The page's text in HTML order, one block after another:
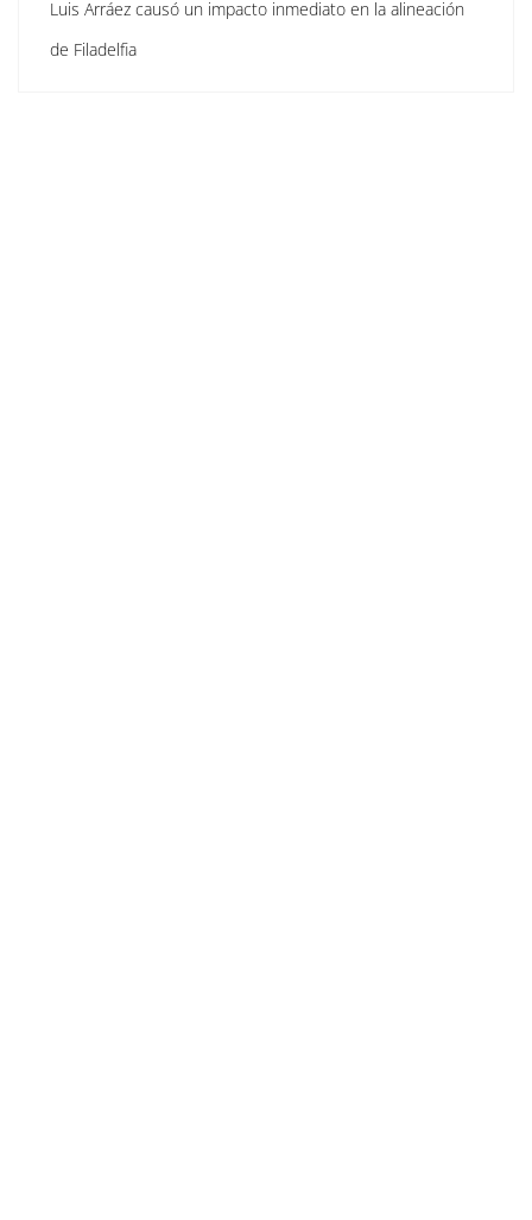
Luis Arráez causó un impacto inmediato en la alineación
de Filadelfia